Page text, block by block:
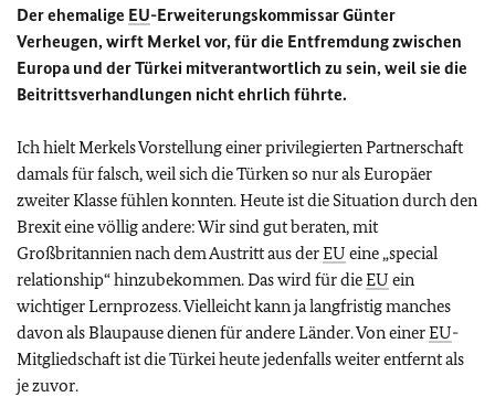
Der ehemalige EU-Erweiterungskommissar Günter
Verheugen, wirft Merkel vor, für die Entfremdung zwischen
Europa und der Türkei mitverantwortlich zu sein, weil sie die
Beitrittsverhandlungen nicht ehrlich führte.
Ich hielt Merkels Vorstellung einer privilegierten Partnerschaft
damals für falsch, weil sich die Türken so nur als Europäer
zweiter Klasse fühlen konnten. Heute ist die Situation durch den
Brexit eine völlig andere: Wir sind gut beraten, mit
Großbritannien nach dem Austritt aus derEU eine „special
relationship“ hinzubekommen. Das wird für dieEU ein
wichtiger Lernprozess. Vielleicht kann ja langfristig manches
davon als Blaupause dienen für andere Länder. Von einerEU-
Mitgliedschaft ist die Türkei heute jedenfalls weiter entfernt als
je zuvor.